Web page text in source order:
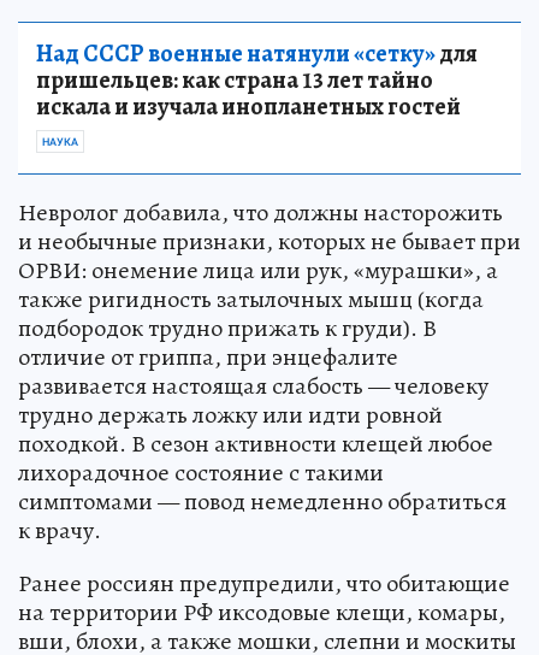
Над СССР военные натянули «сетку»для
пришельцев: как страна 13 лет тайно
искала и изучала инопланетных гостей
НАУКА
Невролог добавила, что должны насторожить
и необычные признаки, которых не бывает при
ОРВИ: онемение лица или рук, «мурашки», а
также ригидность затылочных мышц (когда
подбородок трудно прижать к груди). В
отличие от гриппа, при энцефалите
развивается настоящая слабость — человеку
трудно держать ложку или идти ровной
походкой. В сезон активности клещей любое
лихорадочное состояние с такими
симптомами — повод немедленно обратиться
к врачу.
Ранее россиян предупредили, что обитающие
на территории РФ иксодовые клещи, комары,
вши, блохи, а также мошки, слепни и москиты